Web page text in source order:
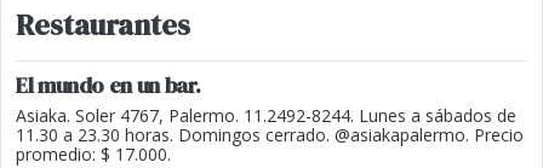
Restaurantes
El mundo en un bar.
Asiaka. Soler 4767, Palermo. 11.2492-8244. Lunes a sábados de
11.30 a 23.30 horas. Domingos cerrado. @asiakapalermo. Precio
promedio: $ 17.000.